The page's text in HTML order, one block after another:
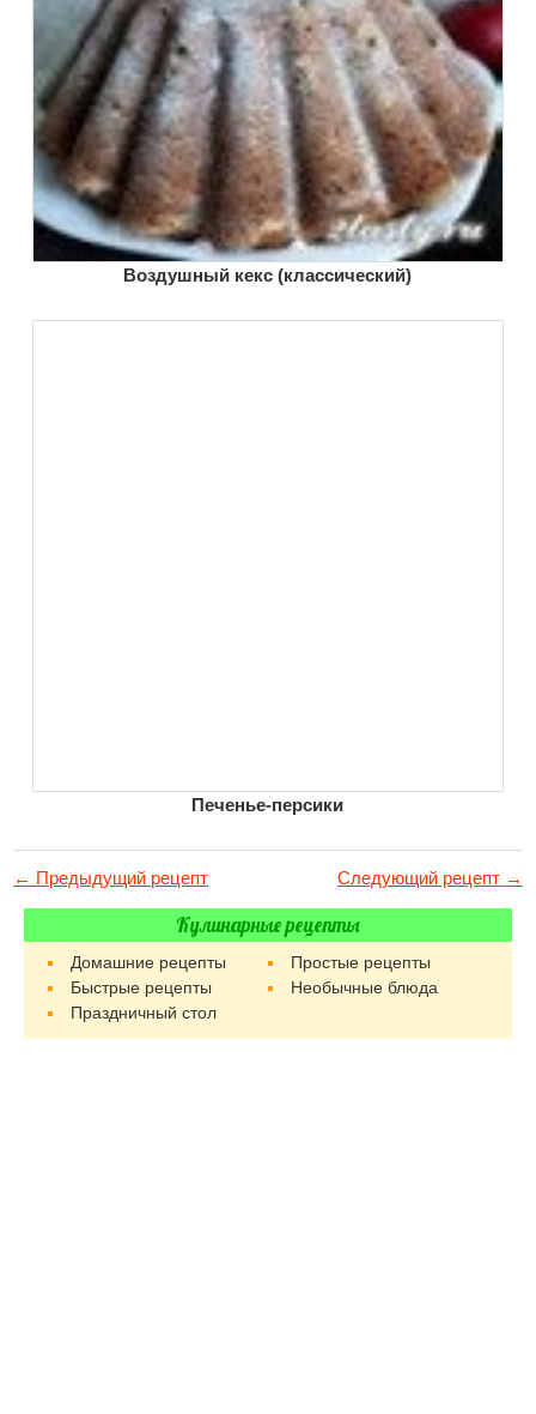
Воздушный кекс (классический)
Печенье-персики
← Предыдущий рецепт Следующий рецепт →
Кулинарные рецепты
Домашние рецепты
Простые рецепты
Быстрые рецепты
Необычные блюда
Праздничный стол